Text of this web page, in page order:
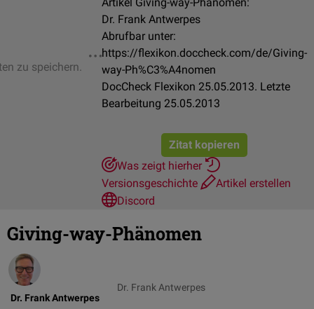
zu speichern.
Dr. Frank Antwerpes
Abrufbar unter:
https://flexikon.doccheck.com/de/Giving-
way-Ph%C3%A4nomen
DocCheck Flexikon 25.05.2013. Letzte
Bearbeitung 25.05.2013
Zitat kopieren
Was zeigt hierher
Versionsgeschichte
Artikel erstellen
Discord
Giving-way-Phänomen
Dr. Frank Antwerpes
Dr. Frank Antwerpes